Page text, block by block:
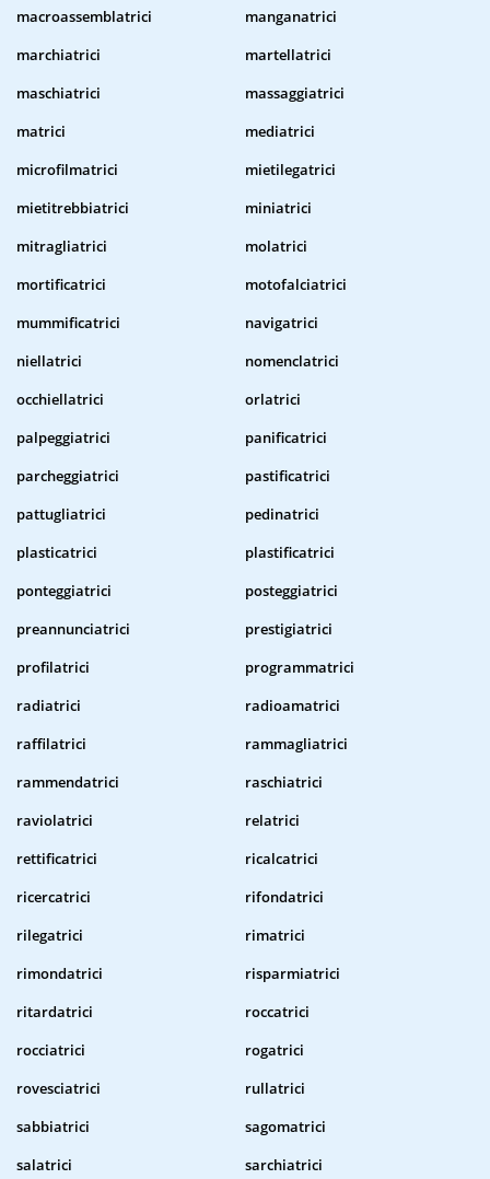
macroassemblatrici
manganatrici
marchiatrici
martellatrici
maschiatrici
massaggiatrici
matrici
mediatrici
microfilmatrici
mietilegatrici
mietitrebbiatrici
miniatrici
mitragliatrici
molatrici
mortificatrici
motofalciatrici
mummificatrici
navigatrici
niellatrici
nomenclatrici
occhiellatrici
orlatrici
palpeggiatrici
panificatrici
parcheggiatrici
pastificatrici
pattugliatrici
pedinatrici
plasticatrici
plastificatrici
ponteggiatrici
posteggiatrici
preannunciatrici
prestigiatrici
profilatrici
programmatrici
radiatrici
radioamatrici
raffilatrici
rammagliatrici
rammendatrici
raschiatrici
raviolatrici
relatrici
rettificatrici
ricalcatrici
ricercatrici
rifondatrici
rilegatrici
rimatrici
rimondatrici
risparmiatrici
ritardatrici
roccatrici
rocciatrici
rogatrici
rovesciatrici
rullatrici
sabbiatrici
sagomatrici
salatrici
sarchiatrici